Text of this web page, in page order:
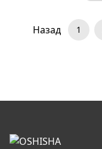
Назад 1